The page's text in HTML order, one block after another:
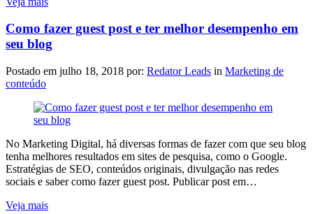
Como fazer guest post e ter melhor desempenho em
seu blog
Postado em julho 18, 2018 por: Redator Leads in Marketing de
conteúdo
No Marketing Digital, há diversas formas de fazer com que seu blog
tenha melhores resultados em sites de pesquisa, como o Google.
Estratégias de SEO, conteúdos originais, divulgação nas redes
sociais e saber como fazer guest post. Publicar post em…
Veja mais